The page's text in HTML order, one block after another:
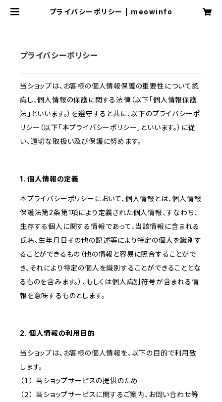
プライバシーポリシー | meowinfo
プライバシーポリシー
当ショップは、お客様の個人情報保護の重要性について認
識し、個人情報の保護に関する法律（以下「個人情報保護
法」といいます。）を遵守すると共に、以下のプライバシーポ
リシー（以下「本プライバシーポリシー」といいます。）に従
い、適切な取扱い及び保護に努めます。
1. 個人情報の定義
本プライバシーポリシーにおいて、個人情報とは、個人情報
保護法第2条第1項により定義された個人情報、すなわち、
生存する個人に関する情報であって、当該情報に含まれる
氏名、生年月日その他の記述等により特定の個人を識別す
ることができるもの（他の情報と容易に照合することがで
き、それにより特定の個人を識別することができることとな
るものを含みます。）、もしくは個人識別符号が含まれる情
報を意味するものとします。
2. 個人情報の利用目的
当ショップは、お客様の個人情報を、以下の目的で利用致
します。
（１） 当ショップサービスの提供のため
（２） 当ショップサービスに関するご案内、お問い合わせ等